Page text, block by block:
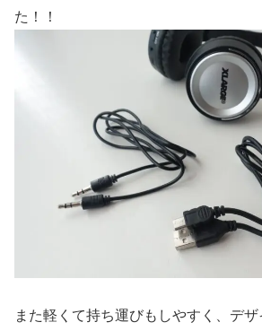
た！！
また軽くて持ち運びもしやすく、デ